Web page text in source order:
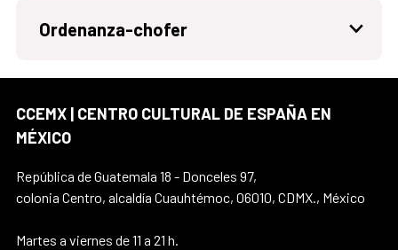
Ordenanza-chofer
CCEMX | CENTRO CULTURAL DE ESPAÑA EN
MÉXICO
República de Guatemala 18 - Donceles 97,
colonia Centro, alcaldía Cuauhtémoc, 06010, CDMX., México
Martes a viernes de 11 a 21 h.